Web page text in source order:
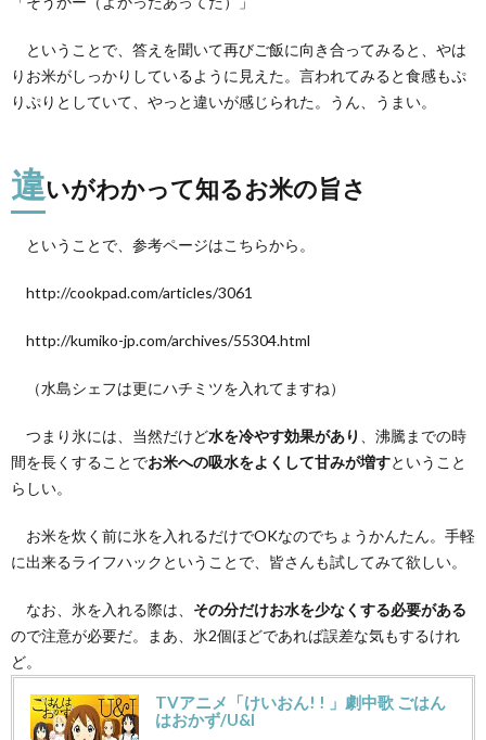
ということで、答えを聞いて再びご飯に向き合ってみると、やは
りお米がしっかりしているように見えた。言われてみると食感もぷ
りぷりとしていて、やっと違いが感じられた。うん、うまい。
違いがわかって知るお米の旨さ
ということで、参考ページはこちらから。
http://cookpad.com/articles/3061
http://kumiko-jp.com/archives/55304.html
（水島シェフは更にハチミツを入れてますね）
つまり氷には、当然だけど水を冷やす効果があり
、沸騰までの時
間を長くすることでお米への吸水をよくして甘みが増すということ
らしい。
お米を炊く前に氷を入れるだけでOKなのでちょうかんたん。手軽
に出来るライフハックということで、皆さんも試してみて欲しい。
なお、氷を入れる際は、 その分だけお水を少なくする必要がある
ので注意が必要だ。まあ、氷2個ほどであれば誤差な気もするけれ
ど。
TVアニメ「けいおん! ! 」劇中歌 ごはん
はおかず/U&I